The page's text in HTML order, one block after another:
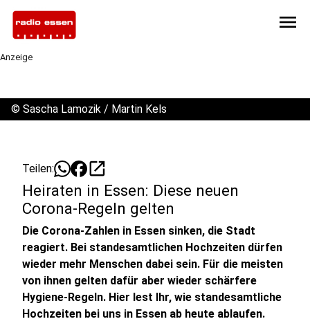
menu
Anzeige
© Sascha Lamozik / Martin Kels
Teilen: open_in_new
Heiraten in Essen: Diese neuen
Corona-Regeln gelten
Die Corona-Zahlen in Essen sinken, die Stadt
reagiert. Bei standesamtlichen Hochzeiten dürfen
wieder mehr Menschen dabei sein. Für die meisten
von ihnen gelten dafür aber wieder schärfere
Hygiene-Regeln. Hier lest Ihr, wie standesamtliche
Hochzeiten bei uns in Essen ab heute ablaufen.